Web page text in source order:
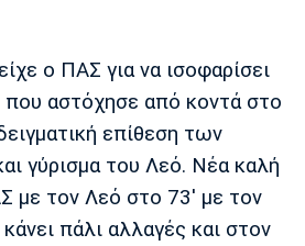
ο ΠΑΣ για να ισοφαρίσει
που αστόχησε από κοντά στο
επίθεση των
γύρισμα του Λεό. Νέα καλή
με τον Λεό στο 73' με τον
κάνει πάλι αλλαγές και στον